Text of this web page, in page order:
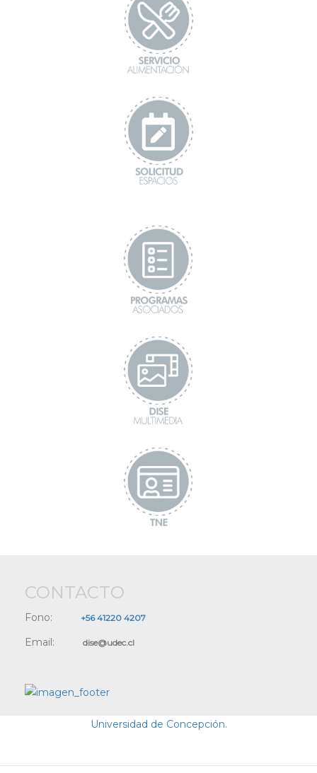
representantes
CONTACTO
Fono: +56 41220 4207
Email: dise@udec.cl
Universidad de Concepción.